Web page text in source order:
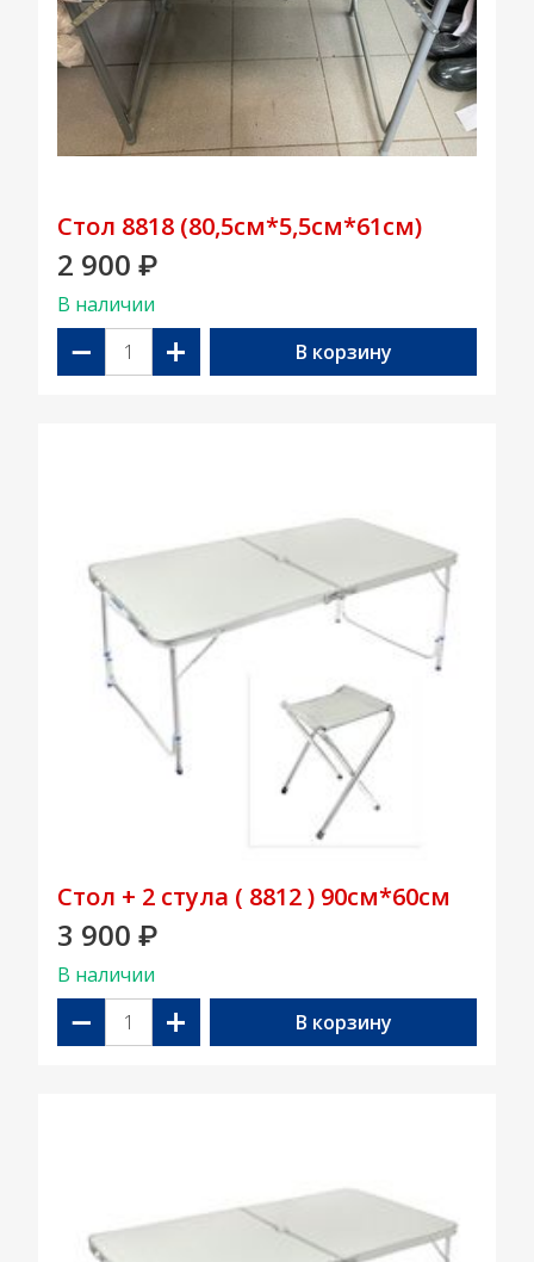
Стол 8818 (80,5см*5,5см*61см)
2 900 ₽
В наличии
− + В корзину
Стол + 2 стула ( 8812 ) 90см*60см
3 900 ₽
В наличии
− + В корзину